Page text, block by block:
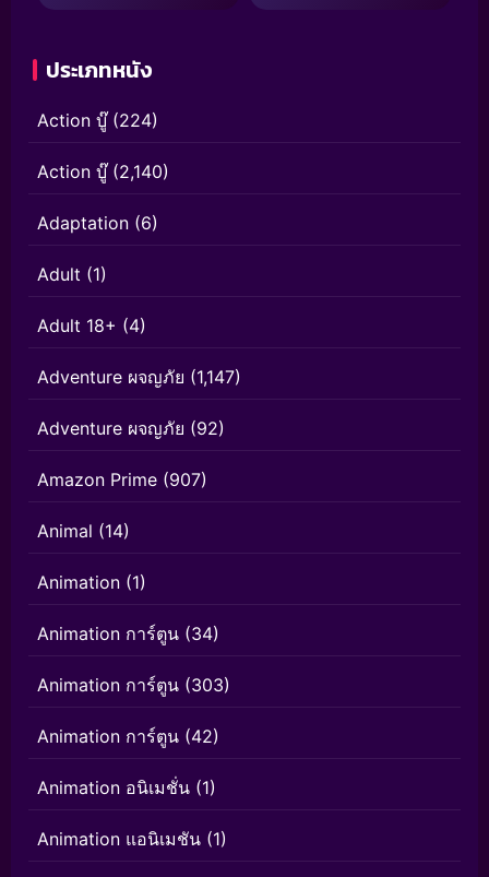
ประเภทหนัง
Action บู๊(224)
Action บู๊(2,140)
Adaptation (6)
Adult (1)
Adult 18+ (4)
Adventure ผจญภัย (1,147)
Adventure ผจญภัย (92)
Amazon Prime (907)
Animal (14)
Animation (1)
Animation การ์ตูน (34)
Animation การ์ตูน (303)
Animation การ์ตูน (42)
Animation อนิเมชั่น (1)
Animation แอนิเมชัน (1)